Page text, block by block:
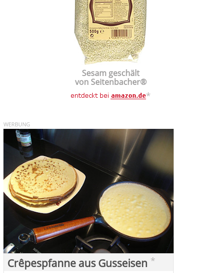
Sesam geschält
von Seitenbacher®
*
WERBUNG
Crêpespfanne aus Gusseisen *